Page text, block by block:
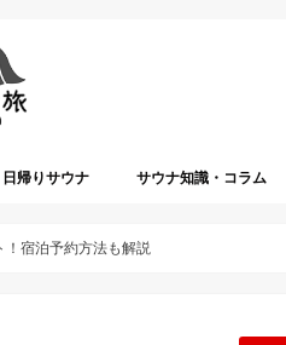
日帰りサウナ サウナ知識・コラム
！宿泊予約方法も解説